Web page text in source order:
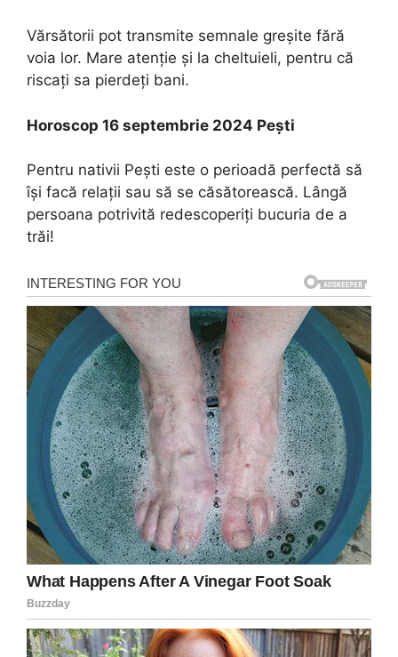
Vărsătorii pot transmite semnale greşite fără
voia lor. Mare atenţie şi la cheltuieli, pentru că
riscaţi sa pierdeţi bani.
Horoscop 16 septembrie 2024 Peşti
Pentru nativii Peşti este o perioadă perfectă să
îşi facă relaţii sau să se căsătorească. Lângă
persoana potrivită redescoperiţi bucuria de a
trăi!